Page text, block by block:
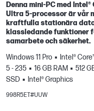
Denna mini‑PC med
Ultra 5‑processor är vår
kraftfulla stationära
klassledande funktioner
samarbete och säkerhet.
Windows 11 Pro
Intel®
5 - 235
16 GB RAM
512
SSD
Intel® Graphics
998R5ET#UUW